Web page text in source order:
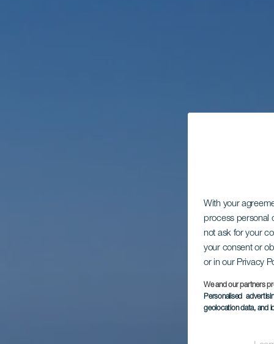
With your
process personal
not ask for your
your consent or
or in our Privacy
We and our partners
Personalised
geolocation data, and